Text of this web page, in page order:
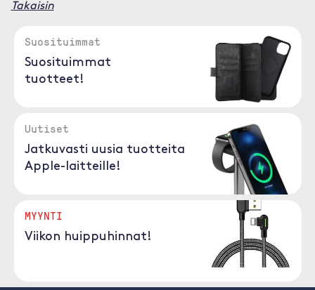
Takaisin
Suosituimmat
Suosituimmat
tuotteet!
Uutiset
Jatkuvasti uusia tuotteita
Apple-laitteille!
MYYNTI
Viikon huippuhinnat!